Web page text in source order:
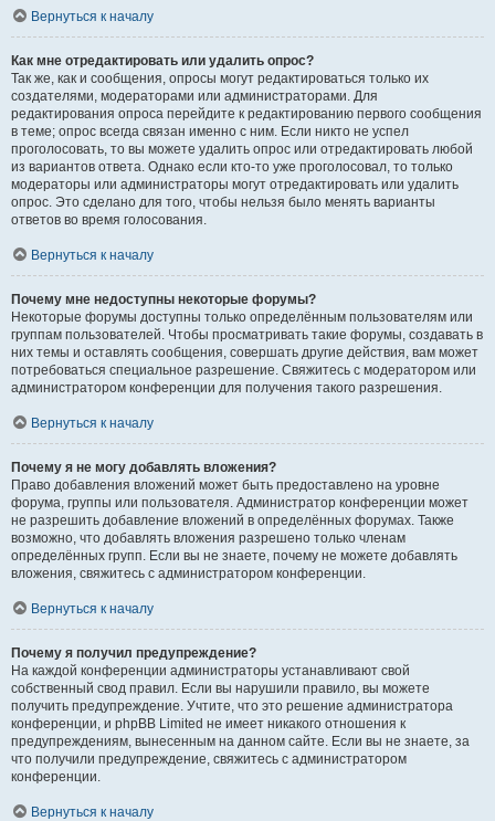
Вернуться к началу
Как мне отредактировать или удалить опрос?
Так же, как и сообщения, опросы могут редактироваться только их
создателями, модераторами или администраторами. Для
редактирования опроса перейдите к редактированию первого сообщения
в теме; опрос всегда связан именно с ним. Если никто не успел
проголосовать, то вы можете удалить опрос или отредактировать любой
из вариантов ответа. Однако если кто-то уже проголосовал, то только
модераторы или администраторы могут отредактировать или удалить
опрос. Это сделано для того, чтобы нельзя было менять варианты
ответов во время голосования.
Вернуться к началу
Почему мне недоступны некоторые форумы?
Некоторые форумы доступны только определённым пользователям или
группам пользователей. Чтобы просматривать такие форумы, создавать в
них темы и оставлять сообщения, совершать другие действия, вам может
потребоваться специальное разрешение. Свяжитесь с модератором или
администратором конференции для получения такого разрешения.
Вернуться к началу
Почему я не могу добавлять вложения?
Право добавления вложений может быть предоставлено на уровне
форума, группы или пользователя. Администратор конференции может
не разрешить добавление вложений в определённых форумах. Также
возможно, что добавлять вложения разрешено только членам
определённых групп. Если вы не знаете, почему не можете добавлять
вложения, свяжитесь с администратором конференции.
Вернуться к началу
Почему я получил предупреждение?
На каждой конференции администраторы устанавливают свой
собственный свод правил. Если вы нарушили правило, вы можете
получить предупреждение. Учтите, что это решение администратора
конференции, и phpBB Limited не имеет никакого отношения к
предупреждениям, вынесенным на данном сайте. Если вы не знаете, за
что получили предупреждение, свяжитесь с администратором
конференции.
Вернуться к началу